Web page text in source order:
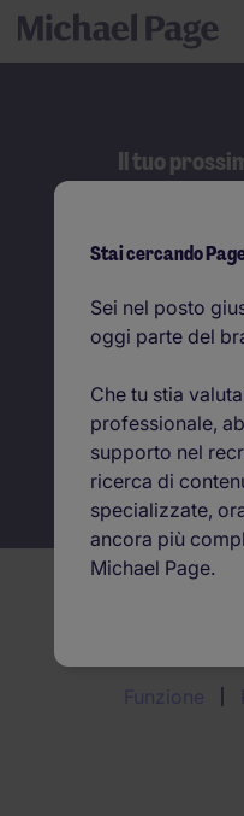
Il tuo
Job title
Dove
Funzione
Stai cercando
Sei nel posto
oggi parte del
Che tu stia
professionale,
supporto nel
ricerca di
specializzate,
ancora più
Michael Page.